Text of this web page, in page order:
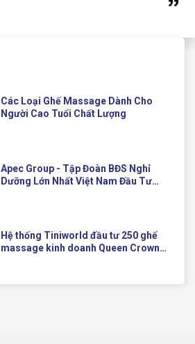
Các Loại Ghế Massage Dành Cho
Người Cao Tuổi Chất Lượng
Apec Group - Tập Đoàn BĐS Nghỉ
Dưỡng Lớn Nhất Việt Nam Đầu Tư
Hệ thống Tiniworld đầu tư 250 ghế
massage kinh doanh Queen Crown